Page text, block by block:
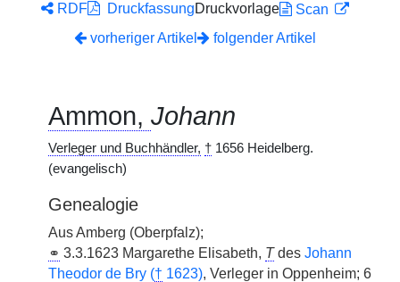
RDF
DruckfassungDruckvorlage
Scan
vorheriger Artikel
folgender Artikel
Ammon, Johann
Verleger und Buchhändler, † 1656 Heidelberg.
(evangelisch)
Genealogie
Aus Amberg (Oberpfalz);
⚭ 3.3.1623 Margarethe Elisabeth, Tdes Johann
Theodor de Bry († 1623), Verleger in Oppenheim; 6